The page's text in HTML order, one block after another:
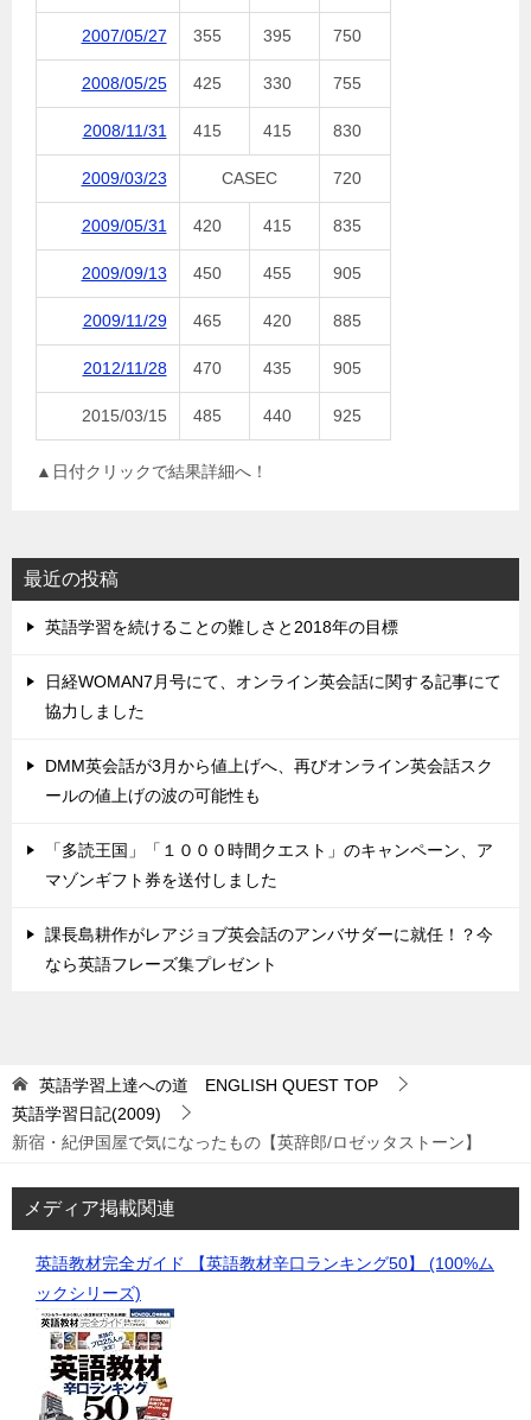
2007/05/27 355 395 750
2008/05/25 425 330 755
2008/11/31 415 415 830
2009/03/23 CASEC 720
2009/05/31 420 415 835
2009/09/13 450 455 905
2009/11/29 465 420 885
2012/11/28 470 435 905
2015/03/15 485 440 925
▲日付クリックで結果詳細へ！
最近の投稿
英語学習を続けることの難しさと2018年の目標
日経WOMAN7月号にて、オンライン英会話に関する記事にて
協力しました
DMM英会話が3月から値上げへ、再びオンライン英会話スク
ールの値上げの波の可能性も
「多読王国」「１０００時間クエスト」のキャンペーン、ア
マゾンギフト券を送付しました
課長島耕作がレアジョブ英会話のアンバサダーに就任！？今
なら英語フレーズ集プレゼント
英語学習上達への道 ENGLISH QUEST TOP
英語学習日記(2009)
新宿・紀伊国屋で気になったもの【英辞郎/ロゼッタストーン】
メディア掲載関連
英語教材完全ガイド 【英語教材辛口ランキング50】 (100%ム
ックシリーズ)